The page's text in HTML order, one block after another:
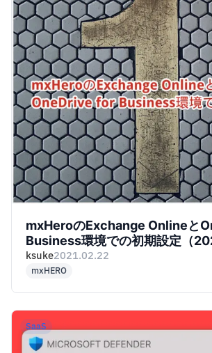
mxHeroのExchange Onlineと
Business環境での初期設定（
新）
ksuke2021.02.22
mxHERO
SaaS